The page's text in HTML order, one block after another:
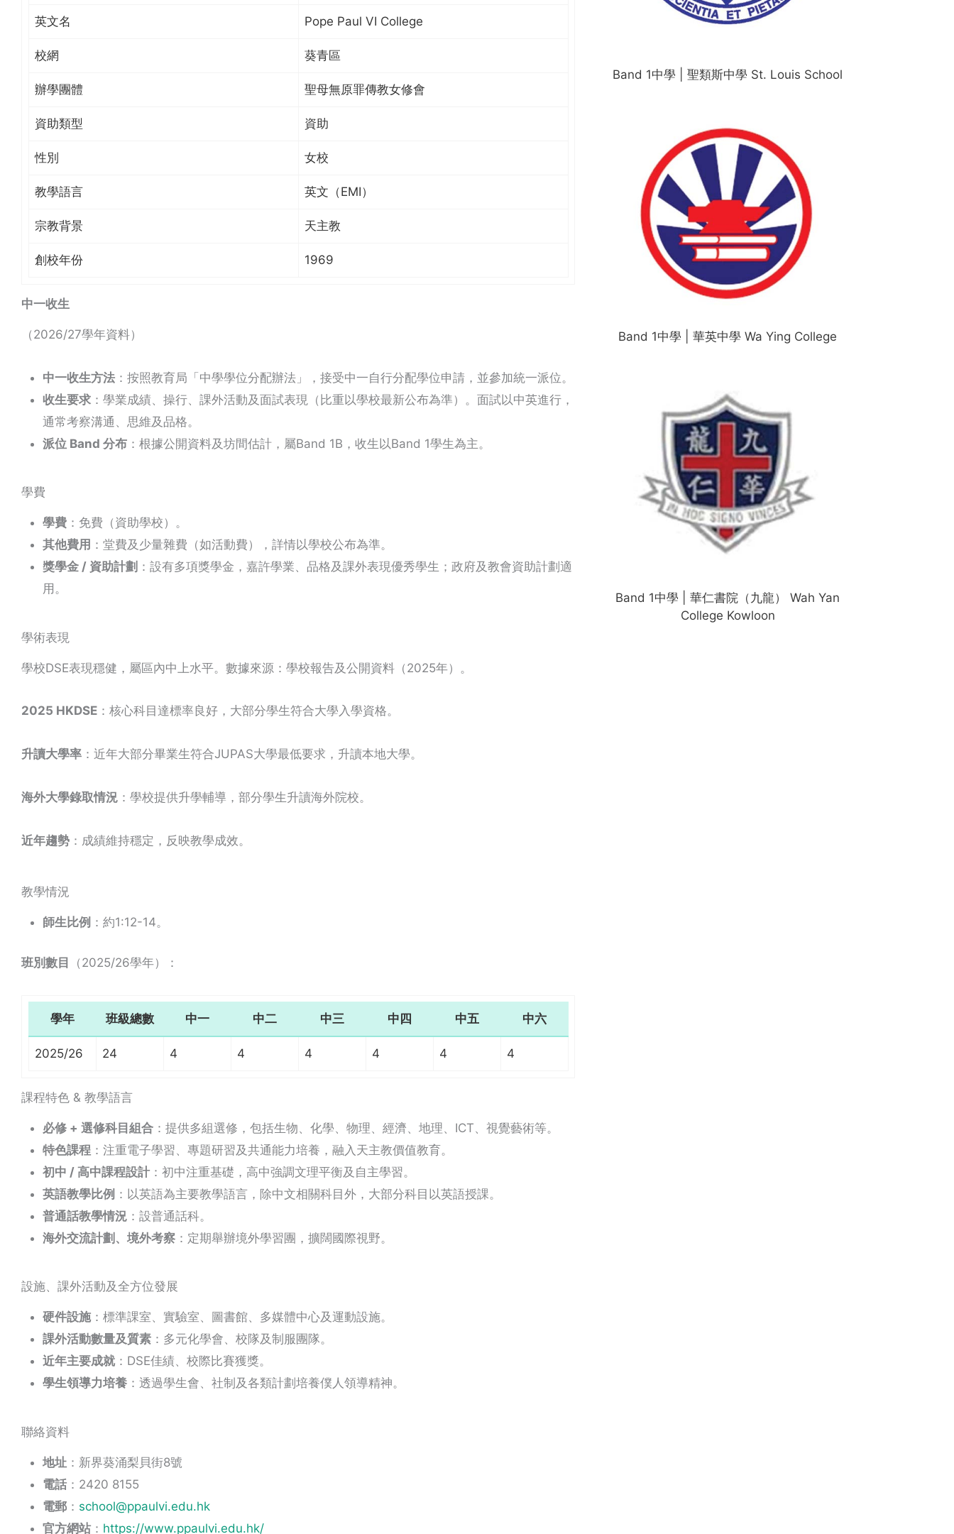
英文名 Pope Paul VI College
校網 葵青區
辦學團體 聖母無原罪傳教女修會
資助類型 資助
性別 女校
教學語言 英文（EMI）
宗教背景 天主教
創校年份 1969
中一收生
（2026/27學年資料）
中一收生方法 ：按照教育局「中學學位分配辦法」，接受中一自行分配學位申請，並參加統一派位。
收生要求 ：學業成績、操行、課外活動及面試表現（比重以學校最新公布為準）。面試以中英進行，
通常考察溝通、思維及品格。
派位 Band 分布 ：根據公開資料及坊間估計，屬Band 1B，收生以Band 1學生為主。
學費
學費 ：免費（資助學校）。
其他費用 ：堂費及少量雜費（如活動費），詳情以學校公布為準。
獎學金 / 資助計劃 ：設有多項獎學金，嘉許學業、品格及課外表現優秀學生；政府及教會資助計劃適
用。
學術表現
學校DSE表現穩健，屬區內中上水平。數據來源：學校報告及公開資料（2025年）。
2025 HKDSE ：核心科目達標率良好，大部分學生符合大學入學資格。
升讀大學率 ：近年大部分畢業生符合JUPAS大學最低要求，升讀本地大學。
海外大學錄取情況 ：學校提供升學輔導，部分學生升讀海外院校。
近年趨勢 ：成績維持穩定，反映教學成效。
教學情況
師生比例 ：約1:12-14。
班別數目 （2025/26學年）：
學年 班級總數 中一 中二 中三 中四 中五 中六
2025/26 24 4 4 4 4 4 4
課程特色 & 教學語言
必修 + 選修科目組合 ：提供多組選修，包括生物、化學、物理、經濟、地理、ICT、視覺藝術等。
特色課程 ：注重電子學習、專題研習及共通能力培養，融入天主教價值教育。
初中 / 高中課程設計 ：初中注重基礎，高中強調文理平衡及自主學習。
英語教學比例 ：以英語為主要教學語言，除中文相關科目外，大部分科目以英語授課。
普通話教學情況 ：設普通話科。
海外交流計劃、境外考察 ：定期舉辦境外學習團，擴闊國際視野。
設施、課外活動及全方位發展
硬件設施：標準課室、實驗室、圖書館、多媒體中心及運動設施。
課外活動數量及質素 ：多元化學會、校隊及制服團隊。
近年主要成就 ：DSE佳績、校際比賽獲獎。
學生領導力培養 ：透過學生會、社制及各類計劃培養僕人領導精神。
聯絡資料
地址 ：新界葵涌梨貝街8號
電話 ：2420 8155
電郵 ： school@ppaulvi.edu.hk
官方網站 ： https://www.ppaulvi.edu.hk/
Band 1中學 | 聖類斯中學 St. Louis School
Band 1中學 | 華英中學 Wa Ying College
Band 1中學 | 華仁書院（九龍） Wah Yan
College Kowloon